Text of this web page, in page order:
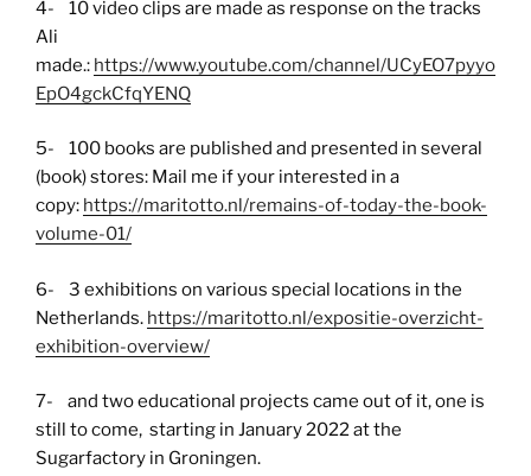
4- 10 video clips are made as response on the tracks
Ali
made.: https://www.youtube.com/channel/UCyEO7pyyo
EpO4gckCfqYENQ
5- 100 books are published and presented in several
(book) stores: Mail me if your interested in a
copy: https://maritotto.nl/remains-of-today-the-book-
volume-01/
6- 3 exhibitions on various special locations in the
Netherlands. https://maritotto.nl/expositie-overzicht-
exhibition-overview/
7- and two educational projects came out of it, one is
still to come, starting in January 2022 at the
Sugarfactory in Groningen.